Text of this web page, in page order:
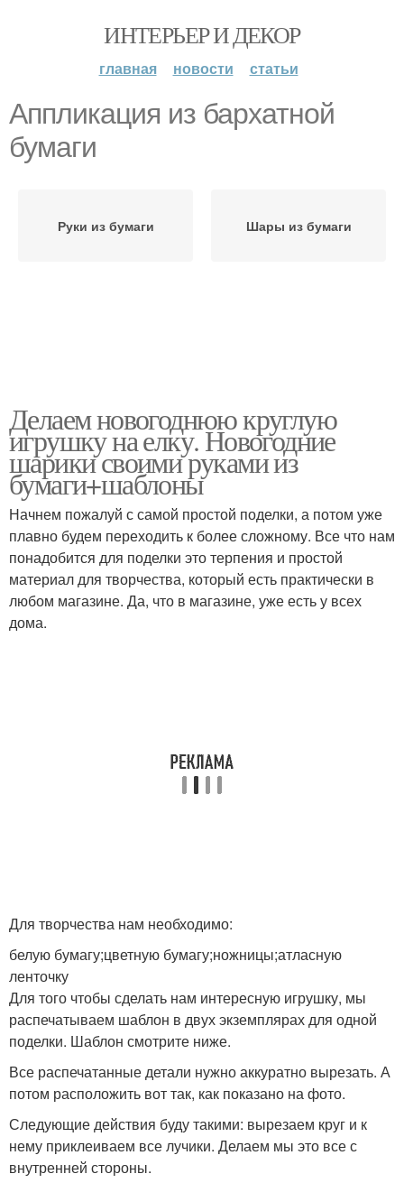
ИНТЕРЬЕР И ДЕКОР
главная новости статьи
Аппликация из бархатной
бумаги
Руки из бумаги Шары из бумаги
Делаем новогоднюю круглую
игрушку на елку. Новогодние
шарики своими руками из
бумаги+шаблоны
Начнем пожалуй с самой простой поделки, а потом уже
плавно будем переходить к более сложному. Все что нам
понадобится для поделки это терпения и простой
материал для творчества, который есть практически в
любом магазине. Да, что в магазине, уже есть у всех
дома.
Для творчества нам необходимо:
белую бумагу;цветную бумагу;ножницы;атласную
ленточку
Для того чтобы сделать нам интересную игрушку, мы
распечатываем шаблон в двух экземплярах для одной
поделки. Шаблон смотрите ниже.
Все распечатанные детали нужно аккуратно вырезать. А
потом расположить вот так, как показано на фото.
Следующие действия буду такими: вырезаем круг и к
нему приклеиваем все лучики. Делаем мы это все с
внутренней стороны.